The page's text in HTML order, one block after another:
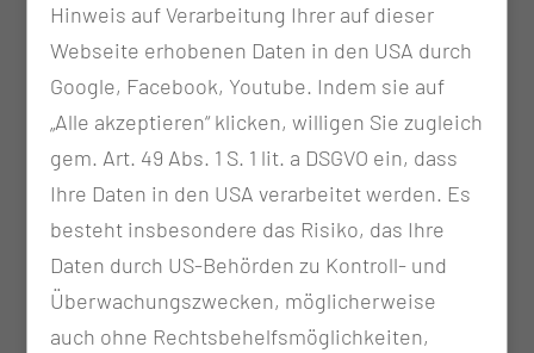
Hinweis auf Verarbeitung Ihrer auf dieser
Webseite erhobenen Daten in den USA durch
Google, Facebook, Youtube. Indem sie auf
„Alle akzeptieren“ klicken, willigen Sie zugleich
gem. Art. 49 Abs. 1 S. 1 lit. a DSGVO ein, dass
Ihre Daten in den USA verarbeitet werden. Es
besteht insbesondere das Risiko, das Ihre
Daten durch US-Behörden zu Kontroll- und
Überwachungszwecken, möglicherweise
auch ohne Rechtsbehelfsmöglichkeiten,